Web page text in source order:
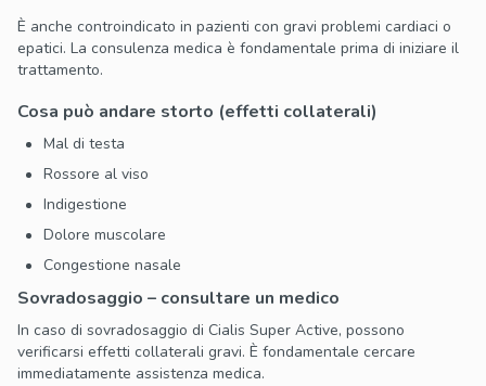
È anche controindicato in pazienti con gravi problemi cardiaci o
epatici. La consulenza medica è fondamentale prima di iniziare il
trattamento.
Cosa può andare storto (effetti collaterali)
Mal di testa
Rossore al viso
Indigestione
Dolore muscolare
Congestione nasale
Sovradosaggio – consultare un medico
In caso di sovradosaggio di Cialis Super Active, possono
verificarsi effetti collaterali gravi. È fondamentale cercare
immediatamente assistenza medica.